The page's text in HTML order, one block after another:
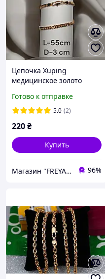
Цепочка Xuping
медицинское золото
Готово к отправке
5.0 (2)
220₴
Купить
Магазин "FREYAmarket" 96%